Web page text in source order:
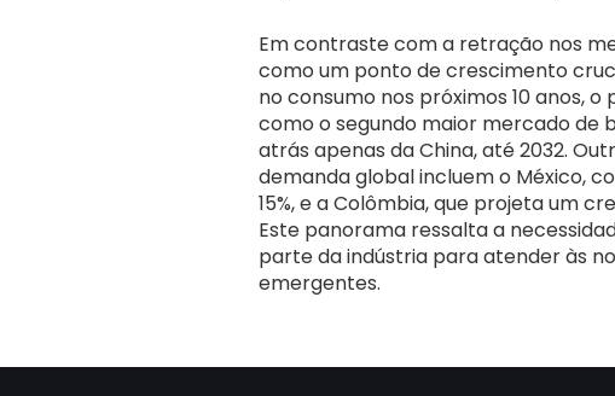
Em contraste com a retração nos
como um ponto de crescimento
no consumo nos próximos 10 anos,
como o segundo maior mercado de
atrás apenas da China, até 2032.
demanda global incluem o México,
15%, e a Colômbia, que projeta um
Este panorama ressalta a
parte da indústria para atender às
emergentes.